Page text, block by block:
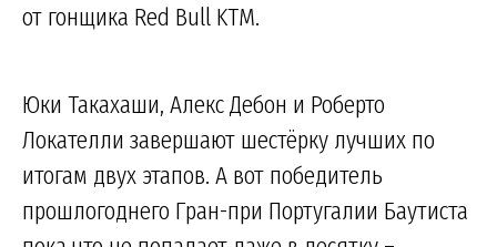
от гонщика Red Bull KTM.
Юки Такахаши, Алекс Дебон и Роберто
Локателли завершают шестёрку лучших по
итогам двух этапов. А вот победитель
прошлогоднего Гран-при Португалии Баутиста